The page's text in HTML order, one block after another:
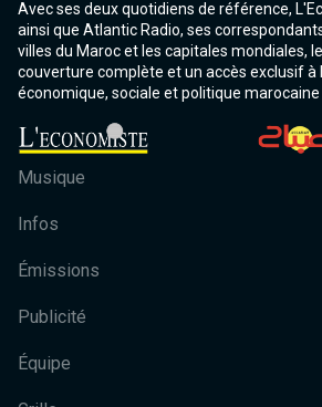
Avec ses deux quotidiens de référence,
ainsi que Atlantic Radio, ses
villes du Maroc et les capitales mondiales,
couverture complète et un accès exclusif à
économique, sociale et politique
Musique
Infos
Émissions
Publicité
Équipe